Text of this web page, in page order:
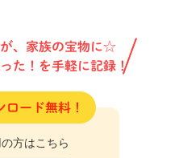
、家族の宝物に☆
た！を手軽に記録！
ロード無料！
方はこちら